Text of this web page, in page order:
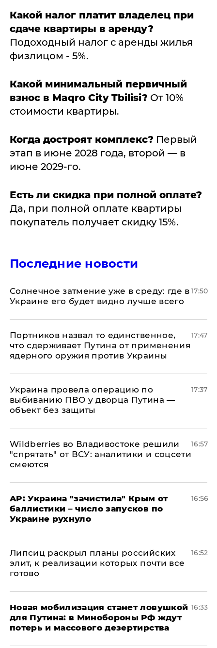
Какой налог платит владелец при
сдаче квартиры в аренду?
Подоходный налог с аренды жилья
физлицом - 5%.
Какой минимальный первичный
взнос в Maqro City Tbilisi? От 10%
стоимости квартиры.
Когда достроят комплекс? Первый
этап в июне 2028 года, второй — в
июне 2029-го.
Есть ли скидка при полной оплате?
Да, при полной оплате квартиры
покупатель получает скидку 15%.
Последние новости
​Солнечное затмение уже в среду: где в
Украине его будет видно лучше всего
17:50
Портников назвал то единственное,
что сдерживает Путина от применения
ядерного оружия против Украины
17:47
Украина провела операцию по
выбиванию ПВО у дворца Путина —
объект без защиты
17:37
Wildberries во Владивостоке решили
"спрятать" от ВСУ: аналитики и соцсети
смеются
16:57
AP: Украина "зачистила" Крым от
баллистики – число запусков по
Украине рухнуло
16:56
Липсиц раскрыл планы российских
элит, к реализации которых почти все
готово
16:52
​Новая мобилизация станет ловушкой
для Путина: в Минобороны РФ ждут
потерь и массового дезертирства
16:33